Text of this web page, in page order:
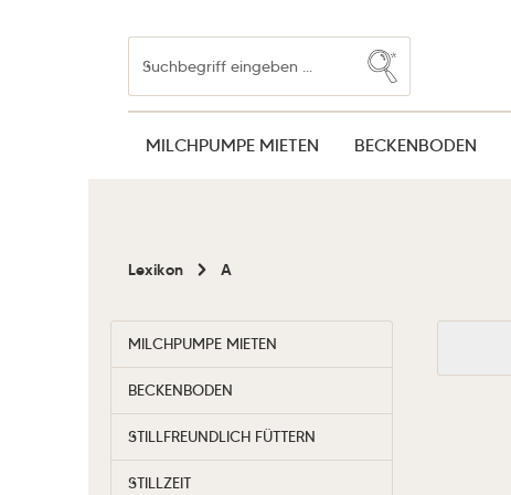
Zur Hauptnavigation springen
MILCHPUMPE MIETEN BECKENBODEN
Lexikon A
MILCHPUMPE MIETEN
BECKENBODEN
STILLFREUNDLICH FÜTTERN
STILLZEIT